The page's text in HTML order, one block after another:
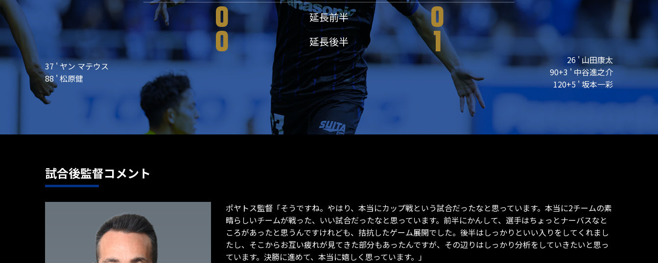
0
延長前半
0
0
延長後半 1
37 ' ヤン マテウス
88 ' 松原健
26 ' 山田康太
90+3 ' 中谷進之介
120+5 ' 坂本一彩
試合後監督コメント
ポヤトス監督「そうですね。やはり、本当にカップ戦という試合だったなと思っています。本当に2チームの素
晴らしいチームが戦った、いい試合だったなと思っています。前半にかんして、選手はちょっとナーバスなと
ころがあったと思うんですけれども、拮抗したゲーム展開でした。後半はしっかりといい入りをしてくれまし
たし、そこからお互い疲れが見てきた部分もあったんですが、その辺りはしっかり分析をしていきたいと思っ
ています。決勝に進めて、本当に嬉しく思っています。」